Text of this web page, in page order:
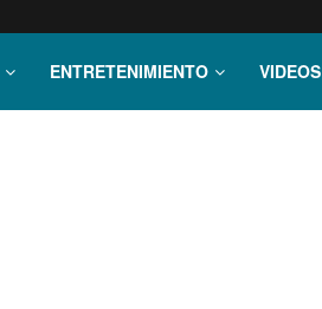
ENTRETENIMIENTO VIDEOS